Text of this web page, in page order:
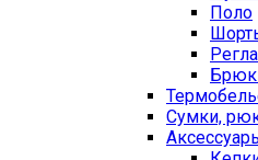
Поло
Сумки,